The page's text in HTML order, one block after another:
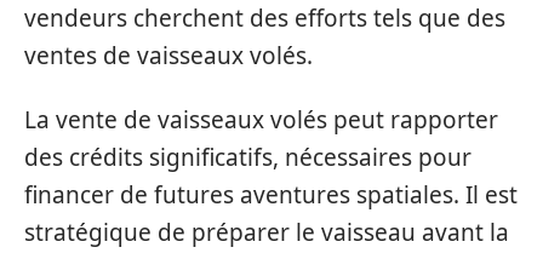
vendeurs cherchent des efforts tels que des
ventes de vaisseaux volés.
La vente de vaisseaux volés peut rapporter
des crédits significatifs, nécessaires pour
financer de futures aventures spatiales. Il est
stratégique de préparer le vaisseau avant la